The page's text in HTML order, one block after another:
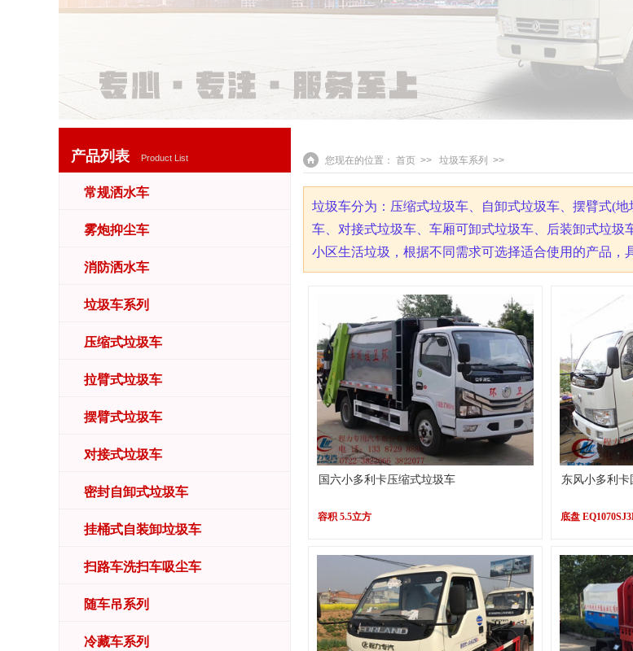
产品列表 Product List
常规洒水车
雾炮抑尘车
消防洒水车
垃圾车系列
压缩式垃圾车
拉臂式垃圾车
摆臂式垃圾车
对接式垃圾车
密封自卸式垃圾车
挂桶式自装卸垃圾车
扫路车洗扫车吸尘车
随车吊系列
冷藏车系列
您现在的位置： 首页 >> 垃圾车系列 >>
垃圾车分为：压缩式垃圾车、自卸式垃圾车、摆臂式(
车、对接式垃圾车、车厢可卸式垃圾车、后装卸式垃
小区生活垃圾， 根据不同需求可选择适合使用的产品，
国六小多利卡压缩式垃圾车
容积 5.5立方
东风小多利
底盘